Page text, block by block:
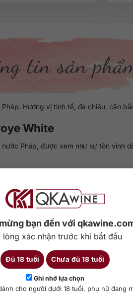
bạn đến với
lòng xác nhận trước khi bắt đầu
Đủ 18 tuổi Chưa đủ 18 tuổi
Ghi nhớ lựa chọn
cho người dưới 18 tuổi, phụ nữ đang
tin sản
Hương vị tinh tế, đa chiều, cân
White
Pháp, được xem như sự tôn vinh
đổ đầy các loại rượu vang thượng
xúc và rất khó tìm thấy ở nơi nào khác.
hãng hàng không Air France và
Chi tiết